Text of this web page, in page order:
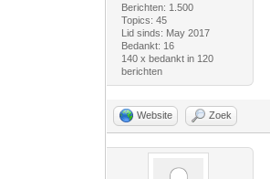
Berichten: 1.500
Topics: 45
Lid sinds: May 2017
Bedankt: 16
140 x bedankt in 120
berichten
Website Zoek